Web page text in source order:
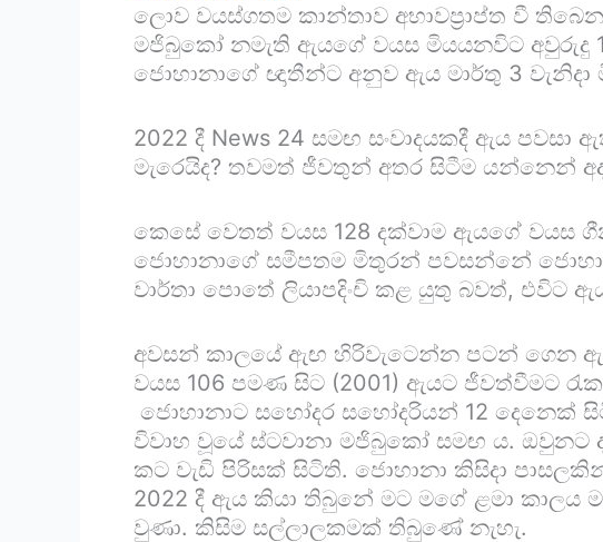
ලොව වයස්ගතම කාන්තාව අභාවප්‍රාප්ත වී
මජිබුකෝ නමැති ඇයගේ වයස මියයනවිට අවුරුදු
ජොහානාගේ ඥාතීන්ට අනුව ඇය මාර්තු 3 වැනිදා
2022 දී News 24 සමඟ සංවාදයකදී ඇය
මැරෙයිද? තවමත් ජීවතුන් අතර සිටීම යන්නෙන්
කෙසේ වෙතත් වයස 128 දක්වාම ඇයගේ
ජොහානාගේ සමීපතම මිතුරන් පවසන්නේ
වාර්තා පොතේ ලියාපදිංචි කළ යුතු බවත්, එවිට
අවසන් කාලයේ ඇඟ හිරිවැටෙන්න පටන් ගෙන
වයස 106 පමණ සිට (2001) ඇයට ජීවත්වීමට
ජොහානාට සහෝදර සහෝදරියන් 12 දෙනෙක්
විවාහ වූයේ ස්ටවානා මජිබුකෝ සමඟ ය.
කට වැඩි පිරිසක් සිටිති. ජොහානා කිසිදා
2022 දී ඇය කියා තිබුනේ මට මගේ ළමා කාලය
වුණා. කිසිම සල්ලාලකමක් තිබුණේ නැහැ.